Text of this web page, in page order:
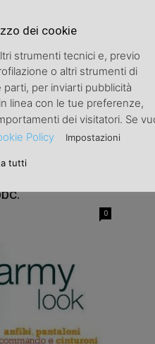
0
dei cookie
strumenti tecnici e, previo
o altri strumenti di
per inviarti pubblicità
linea con le tue preferenze,
dei visitatori. Se
Policy Impostazioni
tutti